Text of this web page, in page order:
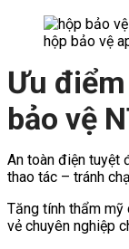
hộp bảo vệ
Ưu
bảo vệ
An toàn điện tuyệt
thao tác – tránh
Tăng tính thẩm mỹ
vẻ chuyên nghiệp